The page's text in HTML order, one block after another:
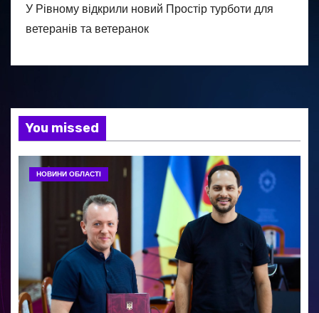
У Рівному відкрили новий Простір турботи для
ветеранів та ветеранок
You missed
НОВИНИ ОБЛАСТІ